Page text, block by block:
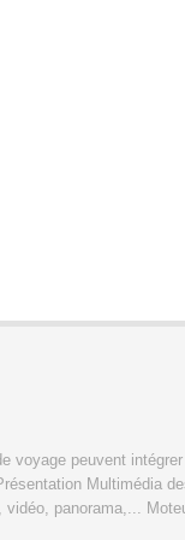
voyage peuvent intégrer
Multimédia
vidéo, panorama,...